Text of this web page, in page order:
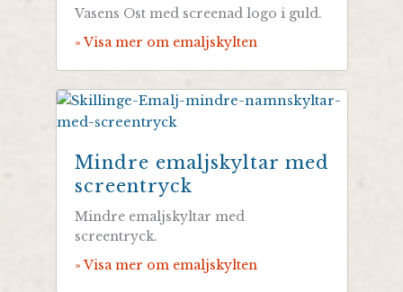
Vasens Ost med screenad logo i guld.
» Visa mer om emaljskylten
Mindre emaljskyltar med
screentryck
Mindre emaljskyltar med
screentryck.
» Visa mer om emaljskylten